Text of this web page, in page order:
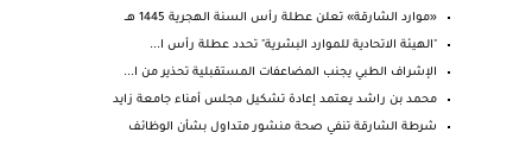
«موارد الشارقة» تعلن عطلة رأس السنة الهجرية 1445 هــ
"الهيئة الاتحادية للموارد البشرية" تحدد عطلة رأس ا...
الإشراف الطبي يجنب المضاعفات المستقبلية تحذير من ا...
محمد بن راشد يعتمد إعادة تشكيل مجلس أمناء جامعة زايد
شرطة الشارقة تنفي صحة منشور متداول بشأن الوظائف